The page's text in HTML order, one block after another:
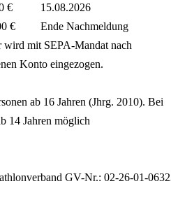
15.08.2026
Nachmeldung
SEPA-Mandat nach
Konto eingezogen.
ab 16 Jahren (Jhrg. 2010). Bei
14 Jahren möglich
GV-Nr.: 02-26-01-